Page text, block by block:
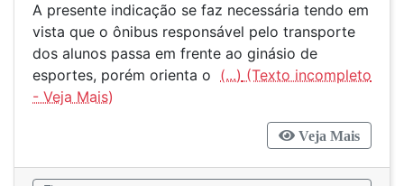
A presente indicação se faz necessária tendo em
vista que o ônibus responsável pelo transporte
dos alunos passa em frente ao ginásio de
esportes, porém orienta o (...)
Veja Mais